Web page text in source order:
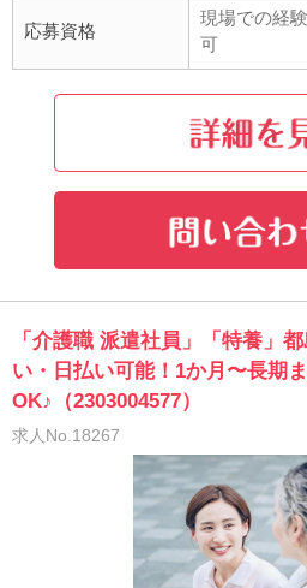
応募資格
現場での経
可
「介護職 派遣社員」「特養」
い・日払い可能！1か月〜長期
OK♪（2303004577）
求人No.18267